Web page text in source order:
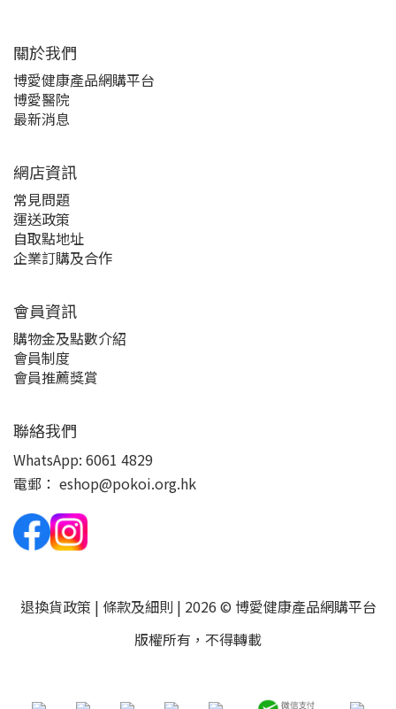
關於我們‎
博愛健康產品網購平台
博愛醫院
最新消息
網店資訊
常見問題
運送政策
自取點地址
企業訂購及合作
會員資訊
購物金及點數介紹
會員制度
會員推薦獎賞
聯絡我們
WhatsApp: 6061 4829
電郵： eshop@pokoi.org.hk
退換貨政策 | 條款及細則 | 2026 © 博愛健康產品網購平台
版權所有，不得轉載